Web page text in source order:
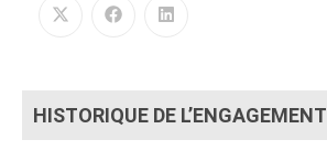
HISTORIQUE DE L’ENGAGEMENT